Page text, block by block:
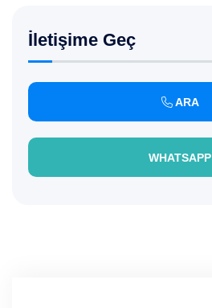
İletişime Geç
ARA
WHATSAPP